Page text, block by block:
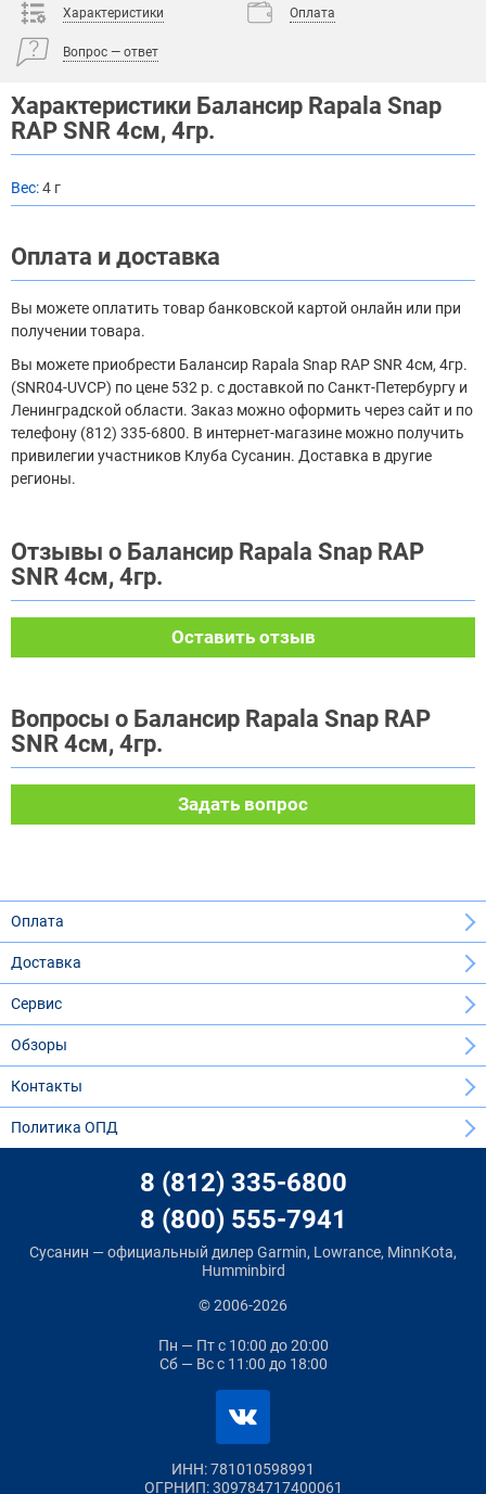
Характеристики Оплата
Вопрос — ответ
Характеристики Балансир Rapala Snap
RAP SNR 4см, 4гр.
Вес:4 г
Оплата и доставка
Вы можете оплатить товар банковской картой онлайн или при
получении товара.
Вы можете приобрести Балансир Rapala Snap RAP SNR 4см, 4гр.
(SNR04-UVCP) по цене 532 р. с доставкой по Санкт-Петербургу и
Ленинградской области. Заказ можно оформить через сайт и по
телефону (812) 335-6800. В интернет-магазине можно получить
привилегии участников Клуба Сусанин. Доставка в другие
регионы.
Отзывы о Балансир Rapala Snap RAP
SNR 4см, 4гр.
Оставить отзыв
Вопросы о Балансир Rapala Snap RAP
SNR 4см, 4гр.
Задать вопрос
Оплата
Доставка
Сервис
Обзоры
Контакты
Политика ОПД
8 (812) 335-6800
8 (800) 555-7941
Сусанин — официальный дилер Garmin, Lowrance, MinnKota,
Humminbird
© 2006-2026
Пн — Птс 10:00 до 20:00
Сб — Всс 11:00 до 18:00
ИНН: 781010598991
ОГРНИП: 309784717400061